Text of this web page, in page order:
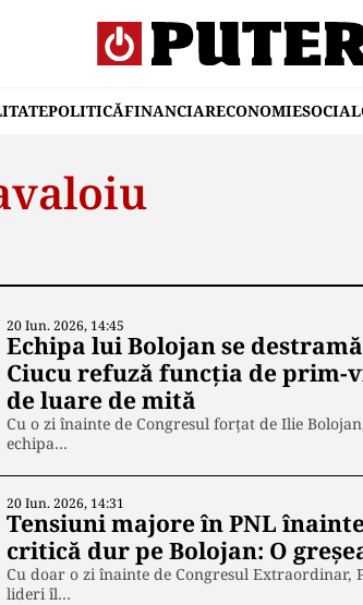
POLITICĂFINANCIARECONOMIESOCIAL
20 Iun. 2026, 14:45
Echipa lui Bolojan se
Ciucu refuză funcția de prim-
de luare de mită
Cu o zi înainte de Congresul forțat de Ilie
echipa…
20 Iun. 2026, 14:31
Tensiuni majore în PNL
critică dur pe Bolojan: O
Cu doar o zi înainte de Congresul
lideri îl…